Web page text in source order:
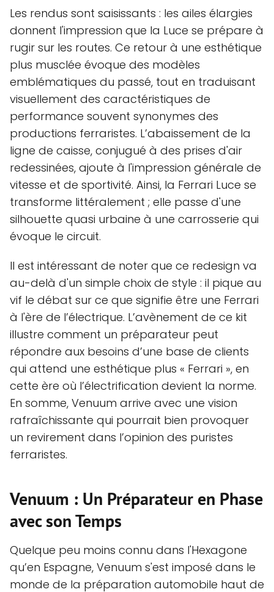
Les rendus sont saisissants : les ailes élargies
donnent l'impression que la Luce se prépare à
rugir sur les routes. Ce retour à une esthétique
plus musclée évoque des modèles
emblématiques du passé, tout en traduisant
visuellement des caractéristiques de
performance souvent synonymes des
productions ferraristes. L’abaissement de la
ligne de caisse, conjugué à des prises d'air
redessinées, ajoute à l'impression générale de
vitesse et de sportivité. Ainsi, la Ferrari Luce se
transforme littéralement ; elle passe d'une
silhouette quasi urbaine à une carrosserie qui
évoque le circuit.
Il est intéressant de noter que ce redesign va
au-delà d'un simple choix de style : il pique au
vif le débat sur ce que signifie être une Ferrari
à l'ère de l’électrique. L’avènement de ce kit
illustre comment un préparateur peut
répondre aux besoins d’une base de clients
qui attend une esthétique plus « Ferrari », en
cette ère où l’électrification devient la norme.
En somme, Venuum arrive avec une vision
rafraîchissante qui pourrait bien provoquer
un revirement dans l’opinion des puristes
ferraristes.
Venuum : Un Préparateur en Phase
avec son Temps
Quelque peu moins connu dans l'Hexagone
qu’en Espagne, Venuum s'est imposé dans le
monde de la préparation automobile haut de